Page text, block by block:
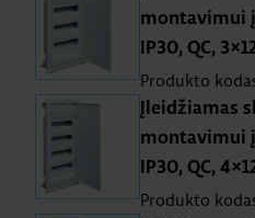
montavimui
IP30, QC,
Produkto
Įleidžiamas
montavimui
IP30, QC,
Produkto